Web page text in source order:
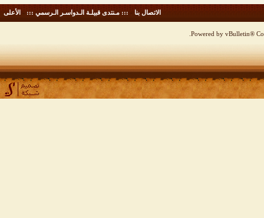
الاتصال بنا - ::: مـنتدى قبيلـة الـدواسـر الـرسمي ::: - الأعلى
Powered by vBulletin®